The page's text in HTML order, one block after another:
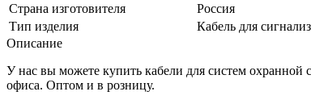
Страна изготовителя
Россия
Тип изделия
Кабель для
Описание
У нас вы можете купить кабели для систем
офиса. Оптом и в розницу.